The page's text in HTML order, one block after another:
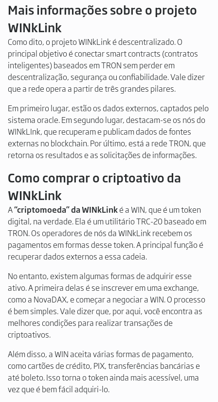
Mais informações sobre o projeto
WINkLink
Como dito, o projeto WINkLink é descentralizado. O
principal objetivo é conectar smart contracts (contratos
inteligentes) baseados em TRON sem perder em
descentralização, segurança ou confiabilidade. Vale dizer
que a rede opera a partir de três grandes pilares.
Em primeiro lugar, estão os dados externos, captados pelo
sistema oracle. Em segundo lugar, destacam-se os nós do
WINkLInk, que recuperam e publicam dados de fontes
externas no blockchain. Por último, está a rede TRON, que
retorna os resultados e as solicitações de informações.
Como comprar o criptoativo da
WINkLink
A“criptomoeda” da WINkLinké a WIN, que é um token
digital, na verdade. Ela é um utilitário TRC-20 baseado em
TRON. Os operadores de nós da WINkLink recebem os
pagamentos em formas desse token. A principal função é
recuperar dados externos a essa cadeia.
No entanto, existem algumas formas de adquirir esse
ativo. A primeira delas é se inscrever em uma exchange,
como a NovaDAX, e começar a negociar a WIN. O processo
é bem simples. Vale dizer que, por aqui, você encontra as
melhores condições para realizar transações de
criptoativos.
Além disso, a WIN aceita várias formas de pagamento,
como cartões de crédito, PIX, transferências bancárias e
até boleto. Isso torna o token ainda mais acessível, uma
vez que é bem fácil adquiri-lo.